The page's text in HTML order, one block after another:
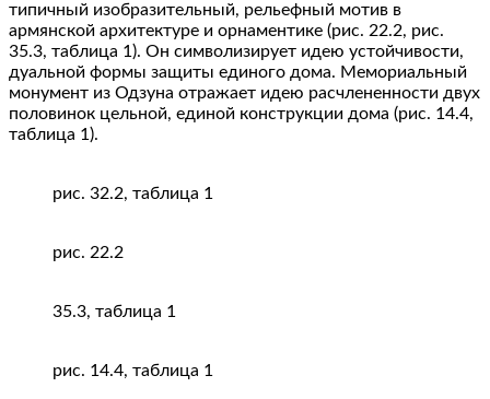
типичный изобразительный, рельефный мотив в
армянской архитектуре и орнаментике (рис. 22.2, рис.
35.3, таблица 1). Он символизирует идею устойчивости,
дуальной формы защиты единого дома. Мемориальный
монумент из Одзуна отражает идею расчлененности двух
половинок цельной, единой конструкции дома (рис. 14.4,
таблица 1).
рис. 32.2, таблица 1
рис. 22.2
35.3, таблица 1
рис. 14.4, таблица 1